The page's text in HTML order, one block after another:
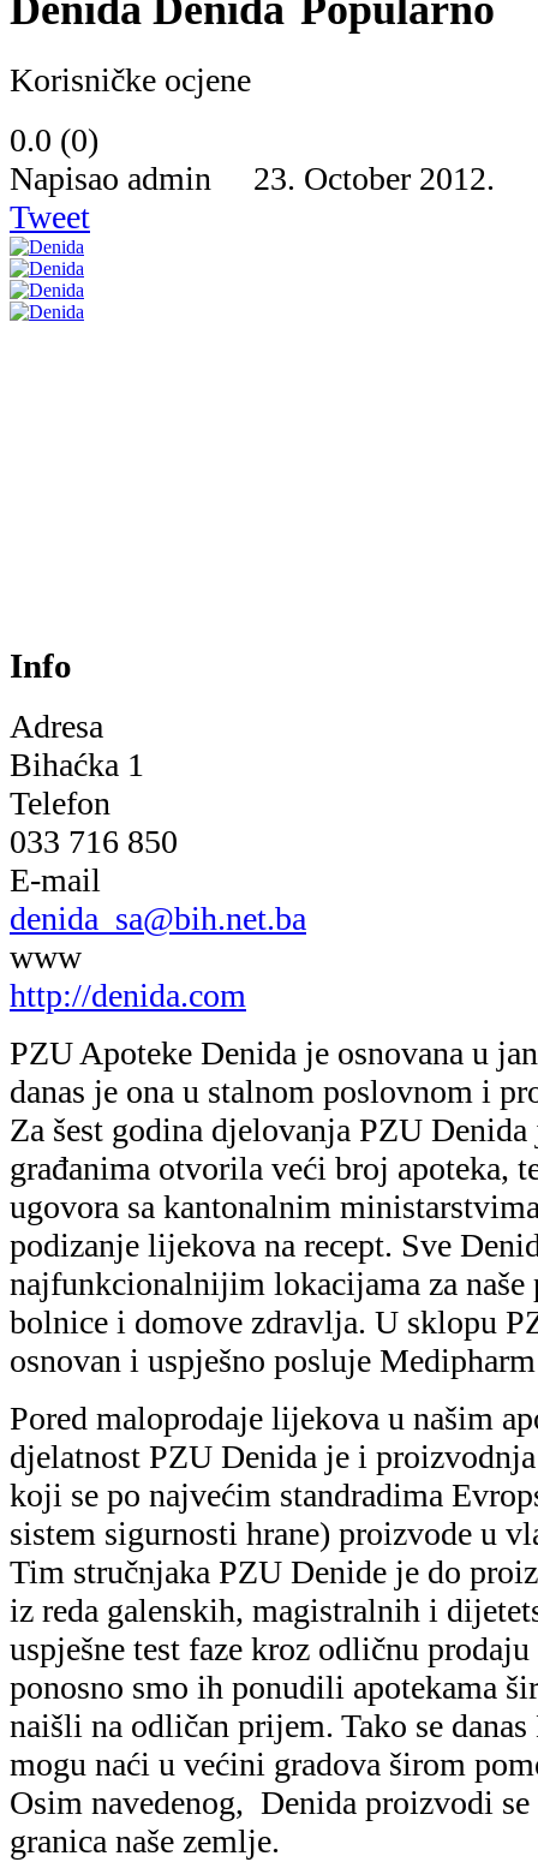
Denida Popularno
Korisničke ocjene
0.0 (0)
Napisao admin 23. October 2012.
Tweet
Info
Adresa
Bihaćka 1
Telefon
033 716 850
E-mail
denida_sa@bih.net.ba
www
http://denida.com
PZU Apoteke Denida je osnovana u
danas je ona u stalnom poslovnom i
Za šest godina djelovanja PZU Denida
građanima otvorila veći broj apoteka,
ugovora sa kantonalnim
podizanje lijekova na recept. Sve
najfunkcionalnijim lokacijama za naše
bolnice i domove zdravlja. U sklopu
osnovan i uspješno posluje
Pored maloprodaje lijekova u našim
djelatnost PZU Denida je i
koji se po najvećim standradima
sistem sigurnosti hrane) proizvode u
Tim stručnjaka PZU Denide je do
iz reda galenskih, magistralnih i
uspješne test faze kroz odličnu
ponosno smo ih ponudili apotekama
naišli na odličan prijem. Tako se
mogu naći u većini gradova širom
Osim navedenog, Denida proizvodi
granica naše zemlje.